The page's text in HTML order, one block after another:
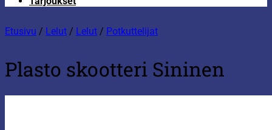
Etusivu / Lelut / Lelut / Potkuttelijat
Plasto skootteri Sininen